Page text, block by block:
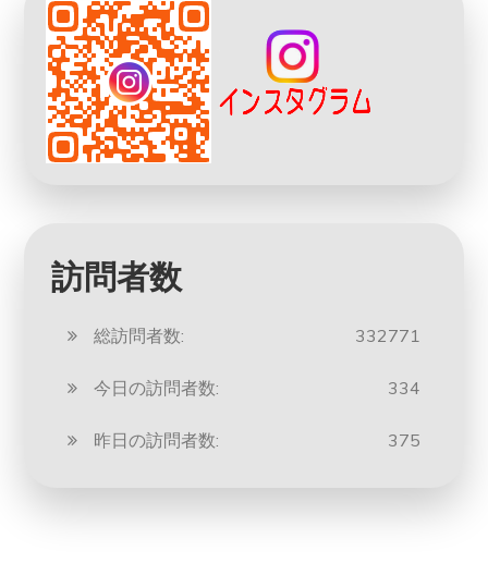
訪問者数
332771
総訪問者数:
334
今日の訪問者数:
375
昨日の訪問者数: